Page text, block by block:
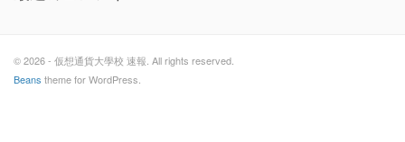
© 2026 - 仮想通貨大學校 速報. All rights reserved.
Beans theme for WordPress.